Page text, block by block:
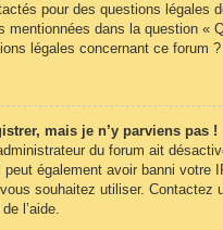
pour des questions légales
mentionnées dans la question «
légales concernant ce forum ?
mais je n’y parviens pas !
du forum ait
également avoir banni votre
souhaitez utiliser. Contactez
l’aide.